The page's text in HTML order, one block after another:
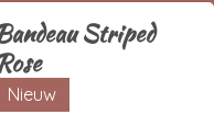
Striped
Nieuw